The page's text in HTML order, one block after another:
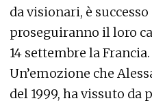
da visionari, è
proseguiranno il loro
14 settembre la Francia.
Un’emozione che
del 1999, ha vissuto